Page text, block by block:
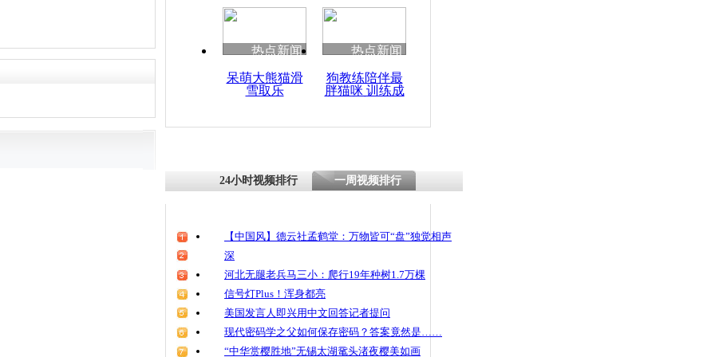
热点新闻
呆萌大熊猫滑
雪取乐
热点新闻
狗教练陪伴最
胖猫咪 训练成
24小时视频排行 一周视频排行
【中国风】德云社孟鹤堂：万物皆可“盘”独觉相声
深
河北无腿老兵马三小：爬行19年种树1.7万棵
信号灯Plus！浑身都亮
美国发言人即兴用中文回答记者提问
现代密码学之父如何保存密码？答案竟然是……
“中华赏樱胜地”无锡太湖鼋头渚夜樱美如画